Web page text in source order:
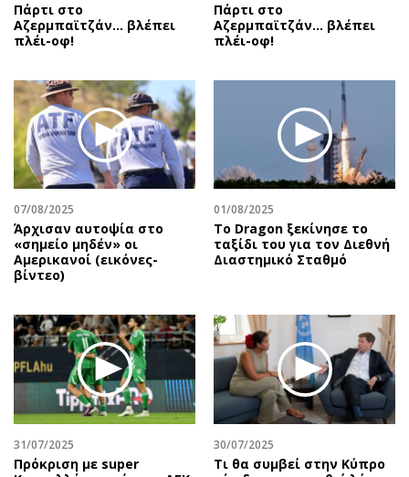
Πάρτι στο
Αζερμπαϊτζάν… βλέπει
πλέι-οφ!
Πάρτι στο
Αζερμπαϊτζάν… βλέπει
πλέι-οφ!
07/08/2025
Άρχισαν αυτοψία στο
«σημείο μηδέν» οι
Αμερικανοί (εικόνες-
βίντεο)
01/08/2025
Το Dragon ξεκίνησε το
ταξίδι του για τον Διεθνή
Διαστημικό Σταθμό
31/07/2025
Πρόκριση με super
30/07/2025
Τι θα συμβεί στην Κύπρο